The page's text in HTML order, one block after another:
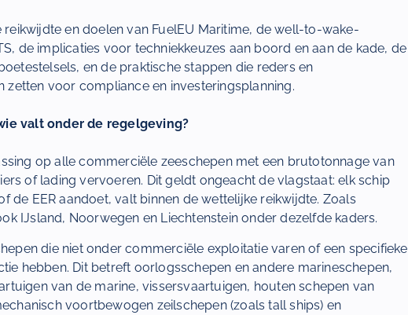
reikwijdte en doelen van FuelEU Maritime, de well-to-wake-
de implicaties voor techniekkeuzes aan boord en aan de kade, de
en de praktische stappen die reders en
zetten voor compliance en investeringsplanning.
valt onder de regelgeving?
op alle commerciële zeeschepen met een brutotonnage van
of lading vervoeren. Dit geldt ongeacht de vlagstaat: elk schip
de EER aandoet, valt binnen de wettelijke reikwijdte. Zoals
IJsland, Noorwegen en Liechtenstein onder dezelfde kaders.
die niet onder commerciële exploitatie varen of een specifieke
hebben. Dit betreft oorlogsschepen en andere marineschepen,
van de marine, vissersvaartuigen, houten schepen van
voortbewogen zeilschepen (zoals tall ships) en